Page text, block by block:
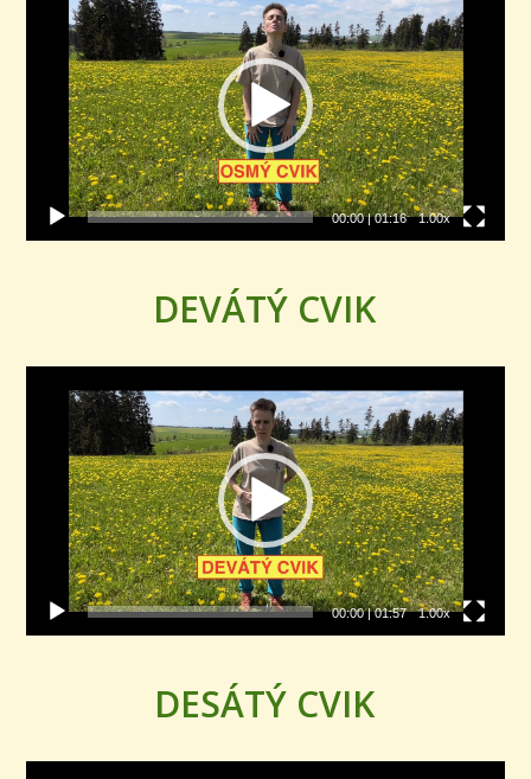
přehrávač
00:00|01:16 1.00x
DEVÁTÝ CVIK
přehrávač
00:00|01:57 1.00x
DESÁTÝ CVIK